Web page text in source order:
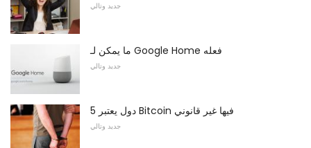
جديد وتالي
ما يمكن لـ Google Home فعله
جديد وتالي
5 دول يعتبر Bitcoin فيها غير قانوني
جديد وتالي